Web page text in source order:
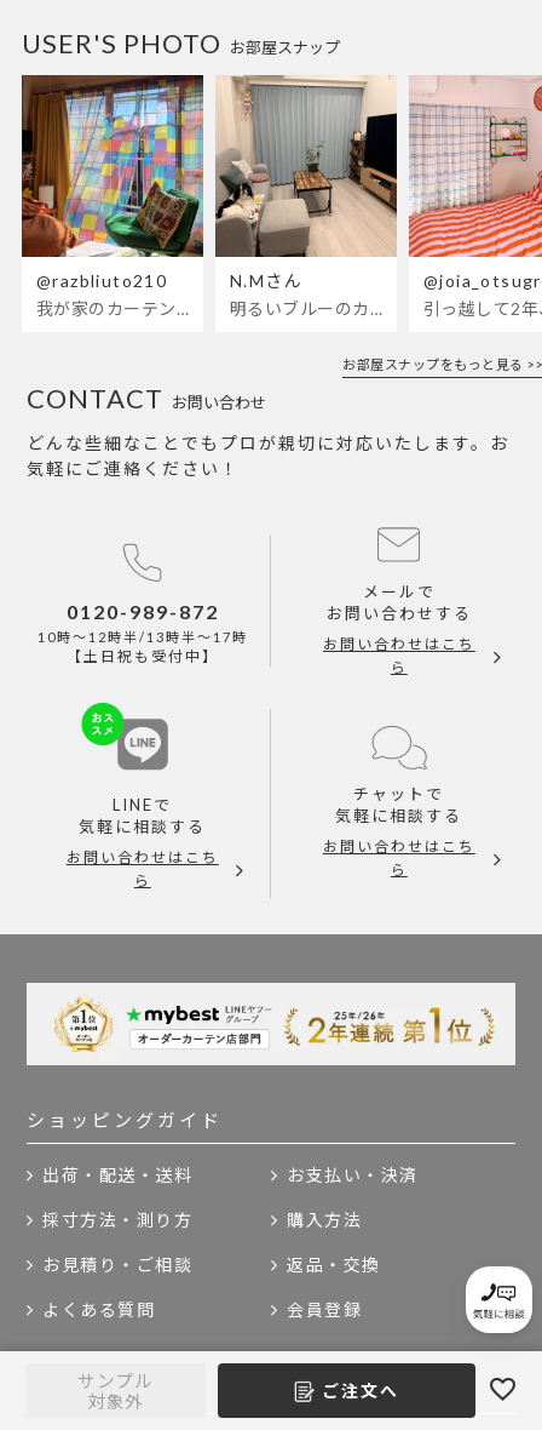
お部屋スナップ
USER'S PHOTO
@razbliuto210
我が家のカーテンが新しくなりました🌼早起きが超絶苦手な私が、思わず朝カーテンを開けて光合成するようになったステンドグラスカーテン…！
N.Mさん
明るいブルーのカーテンで、部屋全体が明るく。白を基調とした部屋にぴったりです。
お部屋スナップをもっと見る >>
お問い合わせ
CONTACT
どんな些細なことでもプロが親切に対応いたします。お
気軽にご連絡ください！
0120-989-872
10時～12時半/13時半～17時
【土日祝も受付中】
メールで
お問い合わせする
お問い合わせはこち
ら
LINEで
気軽に相談する
お問い合わせはこち
ら
チャットで
気軽に相談する
お問い合わせはこち
ら
ショッピングガイド
出荷・配送・送料 お支払い・決済
採寸方法・測り方 購入方法
お見積り・ご相談 返品・交換
よくある質問 会員登録
サポートサンプル
対象外
ご注文へ